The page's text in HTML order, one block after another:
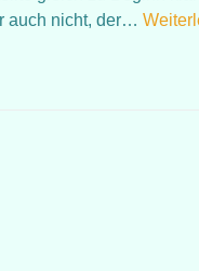
auch nicht, der…